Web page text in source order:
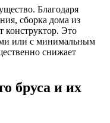
Благодаря
сборка дома из
конструктор. Это
или с минимальным
снижает
бруса и их